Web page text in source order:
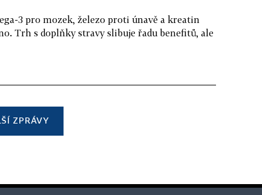
3 pro mozek, železo proti únavě a kreatin
Trh s doplňky stravy slibuje řadu benefitů, ale
ZPRÁVY